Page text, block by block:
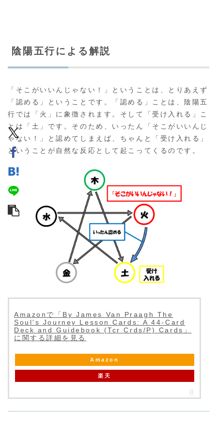
陰陽五行による解説
「そこがいいんじゃない！」ということは、とりあえず
「認める」ということです。「認める」ことは、陰陽五
行では「火」に象徴されます。そして「受け入れる」こ
とは「土」です。そのため、いったん「そこがいいんじ
ゃない！」と認めてしまえば、ちゃんと「受け入れる」
ということが自然な反応として起こってくるのです。
Amazonで「By James Van Praagh The
Soul's Journey Lesson Cards: A 44-Card
Deck and Guidebook (Tcr Crds/P) Cards」
に関する詳細を見る
Amazon
楽天